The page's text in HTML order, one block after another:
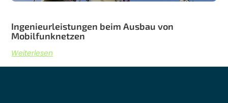
Ingenieurleistungen beim Ausbau von
Mobilfunknetzen
Weiterlesen